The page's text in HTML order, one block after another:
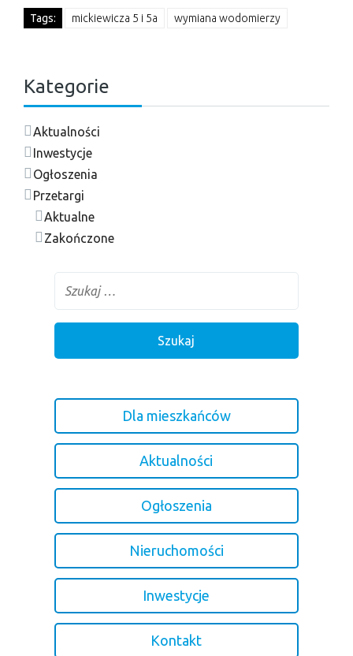
Tags: mickiewicza 5 i 5a wymiana wodomierzy
Kategorie
Aktualności
Inwestycje
Ogłoszenia
Przetargi
Aktualne
Zakończone
Dla mieszkańców
Aktualności
Ogłoszenia
Nieruchomości
Inwestycje
Kontakt